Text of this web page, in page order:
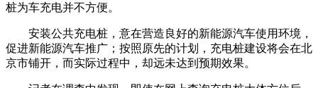
桩为车充电并不方便。
安装公共充电桩，意在营造良好的新能源汽车使用环境，
促进新能源汽车推广；按照原先的计划，充电桩建设将会在北
京市铺开，而实际过程中，却远未达到预期效果。